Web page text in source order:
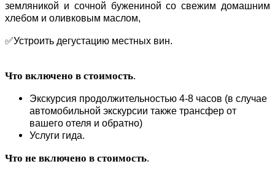
земляникой и сочной бужениной со свежим домашним
хлебом и оливковым маслом,
✅Устроить дегустацию местных вин.
Что включено в стоимость.
Экскурсия продолжительностью 4-8 часов (в случае
автомобильной экскурсии также трансфер от
вашего отеля и обратно)
Услуги гида.
Что не включено в стоимость.